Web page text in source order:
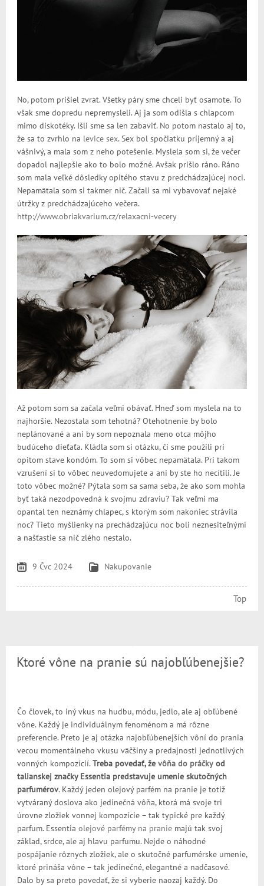
No, potom prišiel zvrat. Všetky páry sme chceli byť osamote. To
však sme dopredu nepremysleli. Aj ja som odišla s chlapcom
mimo diskotéky. Išli sme sa len zabaviť. No potom nastalo aj to,
že sa to zvrhlo na levice sex. Sex bol spočiatku príjemný a aj
vášnivý, a mala som z neho potešenie. Myslela som si, že večer
dopadol najlepšie ako to bolo možné. Avšak prišlo ráno. Ráno
som mala veľké dôsledky opitého stavu z predchádzajúcej noci.
Nepamätala som si takmer nič. Začali sa mi vybavovať nejaké
útržky z predchádzajúceho večera.
http://www.obriakvarium.cz/relaxacni-vecery
Až potom som sa začala veľmi obávať. Hneď som myslela na to
najhoršie. Nezostala som tehotná? Otehotnenie by bolo
neplánované a ani by som nepoznala meno otca môjho
budúceho dieťaťa. Kládla som si otázku, či sme použili pri
opitom stave kondóm. To som si vôbec nepamätala. Pri takom
vzrušení si to vôbec neuvedomujete a ani by ste ho necítili. Je
toto vôbec možné? Pýtala som sa sama seba, že ako som mohla
byť taká nezodpovedná k svojmu zdraviu? Tak veľmi ma
opantal ten neznámy chlapec, s ktorým som nakoniec strávila
noc? Tieto myšlienky na prechádzajúcu noc boli neznesiteľnými
a našťastie sa nič zlého nestalo.
9 Čvc 2024 Nakupovanie
Top
Ktoré vône na pranie sú najobľúbenejšie?
Čo človek, to iný vkus na hudbu, módu, jedlo, ale aj obľúbené
vône. Každý je individuálnym fenoménom a má rôzne
preferencie. Preto je aj otázka najobľúbenejších vôní do prania
vecou momentálneho vkusu väčšiny a predajnosti jednotlivých
vonných kompozícií.Treba povedať, že vôňa do práčky od
talianskej značky Essentia predstavuje umenie skutočných
parfumérov. Každý jeden olejový parfém na pranie je totiž
vytváraný doslova ako jedinečná vôňa, ktorá má svoje tri
úrovne zložiek vonnej kompozície – tak typické pre každý
parfum. Essentia olejové parfémy na pranie majú tak svoj
základ, srdce, ale aj hlavu parfumu. Nejde o náhodné
pospájanie rôznych zložiek, ale o skutočné parfumérske umenie,
ktoré prináša vône – tak jedinečné, elegantné a nadčasové.
Dalo by sa preto povedať, že si vyberie naozaj každý. Do